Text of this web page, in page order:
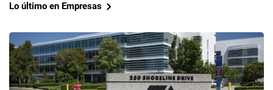
Lo último en Empresas